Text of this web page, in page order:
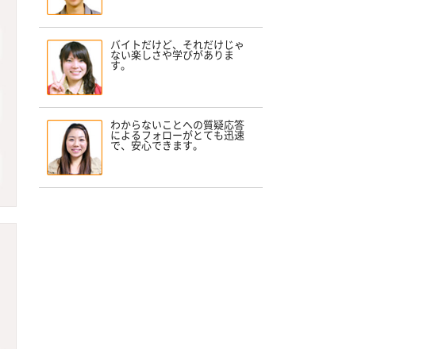
バイトだけど、それだけじゃ
ない楽しさや学びがありま
す。
わからないことへの質疑応答
によるフォローがとても迅速
で、安心できます。